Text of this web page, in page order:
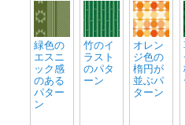
緑色の
エスニ
ック感
のある
パター
ン
竹のイ
ラスト
のパタ
ーン
オレン
ジ色の
楕円が
並ぶパ
ターン